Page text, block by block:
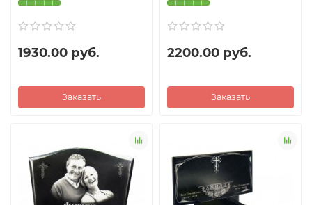
1930.00 руб.
Заказать
2200.00 руб.
Заказать